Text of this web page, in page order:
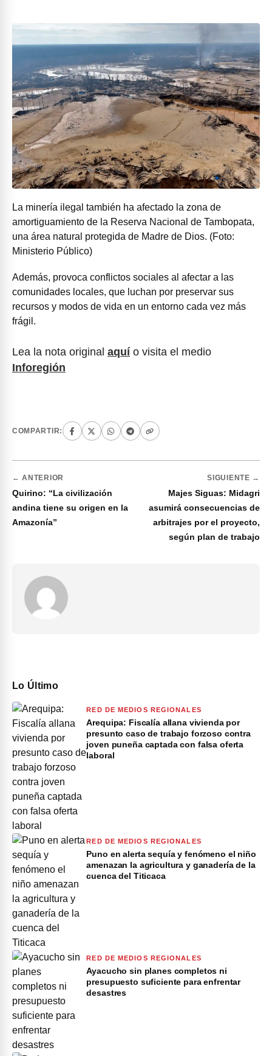
La minería ilegal también ha afectado la zona de
amortiguamiento de la Reserva Nacional de Tambopata,
una área natural protegida de Madre de Dios. (Foto:
Ministerio Público)
Además, provoca conflictos sociales al afectar a las
comunidades locales, que luchan por preservar sus
recursos y modos de vida en un entorno cada vez más
frágil.
Lea la nota original aquí o visita el medio
Inforegión
COMPARTIR:
← ANTERIOR
Quirino: “La civilización
andina tiene su origen en la
Amazonía”
SIGUIENTE →
Majes Siguas: Midagri
asumirá consecuencias de
arbitrajes por el proyecto,
según plan de trabajo
Lo Último
RED DE MEDIOS REGIONALES
Arequipa: Fiscalía allana vivienda por
presunto caso de trabajo forzoso contra
joven puneña captada con falsa oferta
laboral
RED DE MEDIOS REGIONALES
Puno en alerta sequía y fenómeno el niño
amenazan la agricultura y ganadería de la
cuenca del Titicaca
RED DE MEDIOS REGIONALES
Ayacucho sin planes completos ni
presupuesto suficiente para enfrentar
desastres